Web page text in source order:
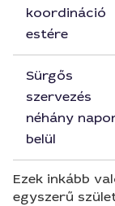
koordináció
estére
Sürgős
szervezés
néhány
belül
Ezek inkább
egyszerű